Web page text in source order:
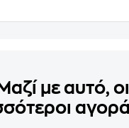
Μαζί με αυτό, οι